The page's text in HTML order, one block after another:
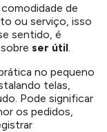
de
ou serviço, isso
sentido, é
ser útil
no pequeno
telas,
Pode significar
os pedidos,